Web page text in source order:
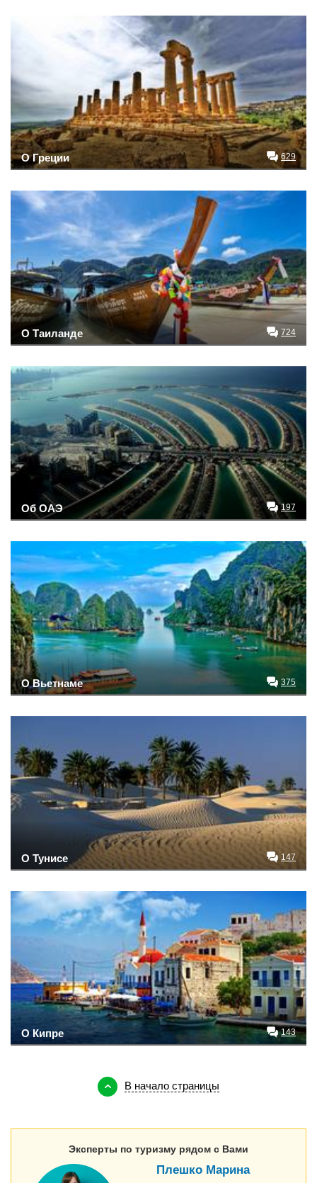
О Греции 629
О Таиланде 724
Об ОАЭ 197
О Вьетнаме 375
О Тунисе 147
О Кипре 143
В начало страницы
Эксперты по туризму рядом с Вами
Плешко Марина